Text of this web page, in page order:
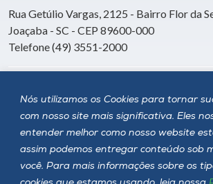
Nós utilizamos os Cookies para tornar
com nosso site mais significativa. Eles
entender melhor como nosso website
assim podemos entregar conteúdo sob
você. Para mais informações sobre os
Rua Getúlio Vargas, 2125 - Bairro Flor da
Joaçaba - SC - CEP 89600-000
Telefone (49) 3551-2000
Siga a Unoesc